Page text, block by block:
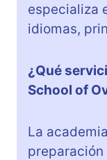
especializa
idiomas,
¿Qué
School of
La
preparación